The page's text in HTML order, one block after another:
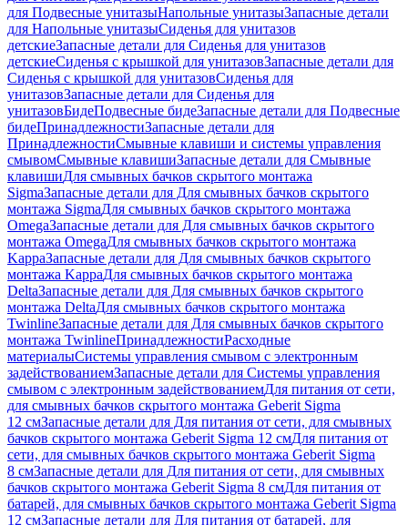
для Подвесные унитазыНапольные унитазыЗапасные детали
для Напольные унитазыСиденья для унитазов
детскиеЗапасные детали для Сиденья для унитазов
детскиеСиденья с крышкой для унитазовЗапасные детали для
Сиденья с крышкой для унитазовСиденья для
унитазовЗапасные детали для Сиденья для
унитазовБидеПодвесные бидеЗапасные детали для Подвесные
бидеПринадлежностиЗапасные детали для
ПринадлежностиСмывные клавиши и системы управления
смывомСмывные клавишиЗапасные детали для Смывные
клавишиДля смывных бачков скрытого монтажа
SigmaЗапасные детали для Для смывных бачков скрытого
монтажа SigmaДля смывных бачков скрытого монтажа
OmegaЗапасные детали для Для смывных бачков скрытого
монтажа OmegaДля смывных бачков скрытого монтажа
KappaЗапасные детали для Для смывных бачков скрытого
монтажа KappaДля смывных бачков скрытого монтажа
DeltaЗапасные детали для Для смывных бачков скрытого
монтажа DeltaДля смывных бачков скрытого монтажа
TwinlineЗапасные детали для Для смывных бачков скрытого
монтажа TwinlineПринадлежностиРасходные
материалыСистемы управления смывом с электронным
задействованиемЗапасные детали для Системы управления
смывом с электронным задействованиемДля питания от сети,
для смывных бачков скрытого монтажа Geberit Sigma
12 смЗапасные детали для Для питания от сети, для смывных
бачков скрытого монтажа Geberit Sigma 12 смДля питания от
сети, для смывных бачков скрытого монтажа Geberit Sigma
8 смЗапасные детали для Для питания от сети, для смывных
бачков скрытого монтажа Geberit Sigma 8 смДля питания от
батарей, для смывных бачков скрытого монтажа Geberit Sigma
12 смЗапасные детали для Для питания от батарей, для